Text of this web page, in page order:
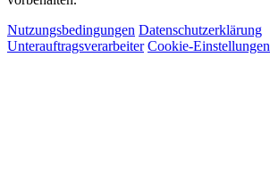
Nutzungsbedingungen Datenschutzerklärung
Unterauftragsverarbeiter Cookie-Einstellungen